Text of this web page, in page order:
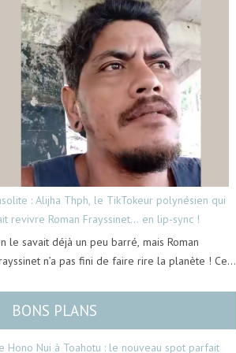
: Alijha Thph, le TikTokeur polynésien qui
revivre Roman Frayssinet… en lip-sync !
le savait déjà un peu barré, mais Roman
n’a pas fini de faire rire la planète ! Ce…
BONS PLANS
Hono Nui à Toahotu : le nouveau spot parfait